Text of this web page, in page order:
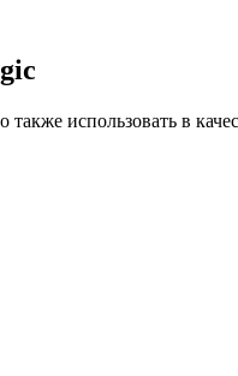
использовать в